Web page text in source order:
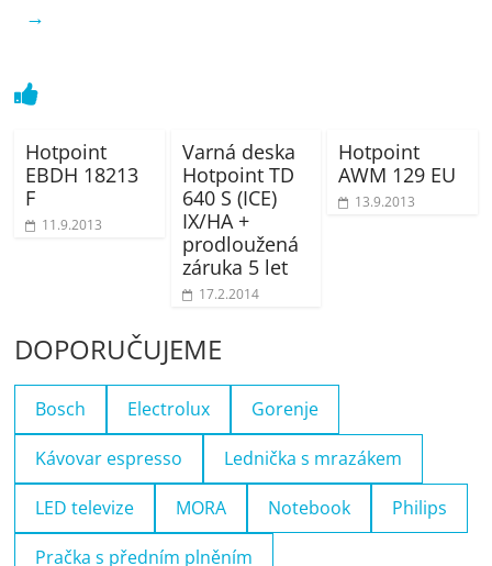
→
Hotpoint
EBDH 18213
F
11.9.2013
Varná deska
Hotpoint TD
640 S (ICE)
IX/HA +
prodloužená
záruka 5 let
17.2.2014
Hotpoint
AWM 129 EU
13.9.2013
DOPORUČUJEME
Bosch Electrolux Gorenje
Kávovar espresso Lednička s mrazákem
LED televize MORA Notebook Philips
Pračka s předním plněním